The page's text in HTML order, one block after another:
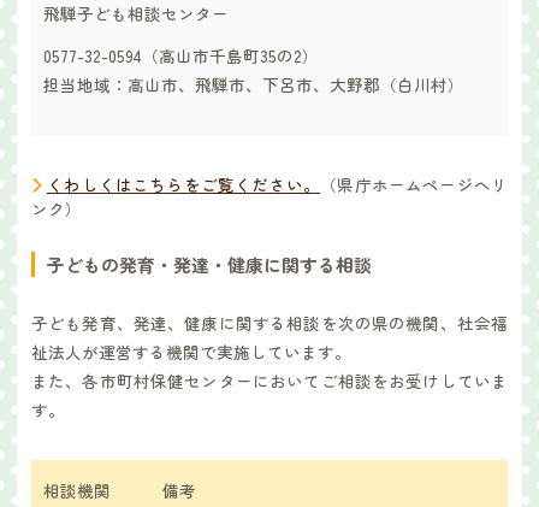
飛騨子ども相談センター
0577-32-0594（高山市千島町35の2）
担当地域：高山市、飛騨市、下呂市、大野郡（白川村）
くわしくはこちらをご覧ください。
（県庁ホームページへリ
ンク）
子どもの発育・発達・健康に関する相談
子ども発育、発達、健康に関する相談を次の県の機関、社会福
祉法人が運営する機関で実施しています。
また、各市町村保健センターにおいてご相談をお受けしていま
す。
相談機関 備考